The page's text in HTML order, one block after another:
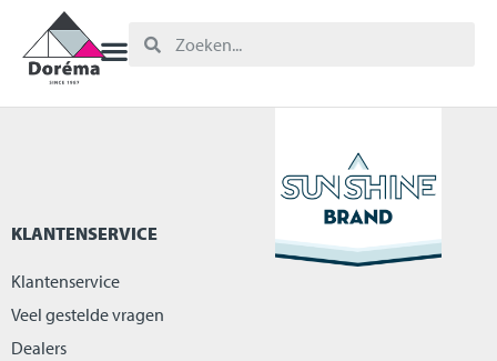
KLANTENSERVICE
Klantenservice
Veel gestelde vragen
Dealers